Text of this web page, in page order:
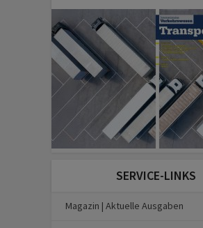
SERVICE-LINKS
Magazin | Aktuelle Ausgaben